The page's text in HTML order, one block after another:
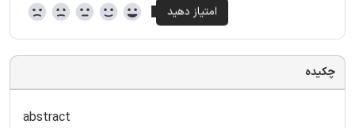
چکیده
abstract